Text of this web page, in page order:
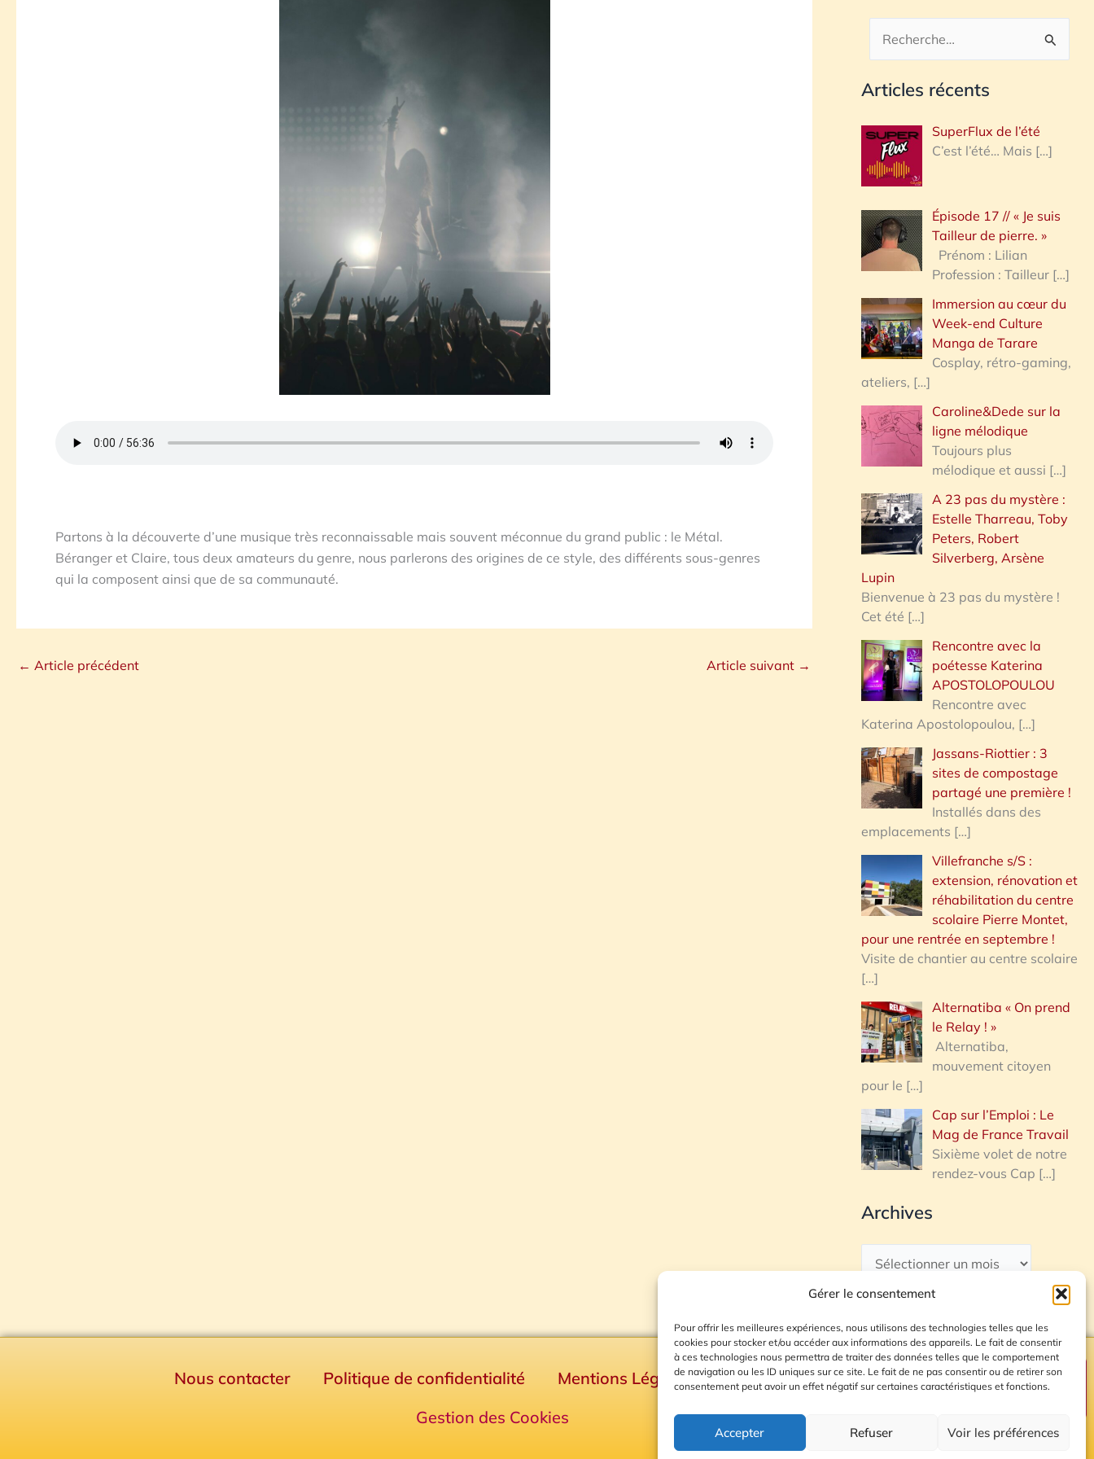
Gérer le consentement
Pour offrir les meilleures expériences, nous utilisons des technologies telles que les
cookies pour stocker et/ou accéder aux informations des appareils. Le fait de consentir
à ces technologies nous permettra de traiter des données telles que le comportement
de navigation ou les ID uniques sur ce site. Le fait de ne pas consentir ou de retirer son
consentement peut avoir un effet négatif sur certaines caractéristiques et fonctions.
Accepter Refuser Voir les préférences
Partons à la découverte d’une musique très reconnaissable mais souvent méconnue du grand public : le Métal.
Béranger et Claire, tous deux amateurs du genre, nous parlerons des origines de ce style, des différents sous-genres
qui la composent ainsi que de sa communauté.
← Article précédent Article suivant →
c
h
r
h
e
:
Articles récents
SuperFlux de l’été
C’est l’été… Mais […]
Épisode 17 // « Je suis
Tailleur de pierre. »
Prénom : Lilian
Profession : Tailleur […]
Immersion au cœur du
Week-end Culture
Manga de Tarare
Cosplay, rétro-gaming,
ateliers, […]
Caroline&Dede sur la
ligne mélodique
Toujours plus
mélodique et aussi […]
A 23 pas du mystère :
Estelle Tharreau, Toby
Peters, Robert
Silverberg, Arsène
Lupin
Bienvenue à 23 pas du mystère !
Cet été […]
Rencontre avec la
poétesse Katerina
APOSTOLOPOULOU
Rencontre avec
Katerina Apostolopoulou, […]
Jassans-Riottier : 3
sites de compostage
partagé une première !
Installés dans des
emplacements […]
Villefranche s/S :
extension, rénovation et
réhabilitation du centre
scolaire Pierre Montet,
pour une rentrée en septembre !
Visite de chantier au centre scolaire
[…]
Alternatiba « On prend
le Relay ! »
Alternatiba,
mouvement citoyen
pour le […]
Cap sur l’Emploi : Le
Mag de France Travail
Sixième volet de notre
rendez-vous Cap […]
Archives
Nous contacter Politique de confidentialité Mentions Légales
Plan du site
Gestion des Cookies